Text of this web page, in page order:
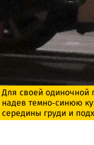
Для своей одиночной
надев темно-синюю
середины груди и